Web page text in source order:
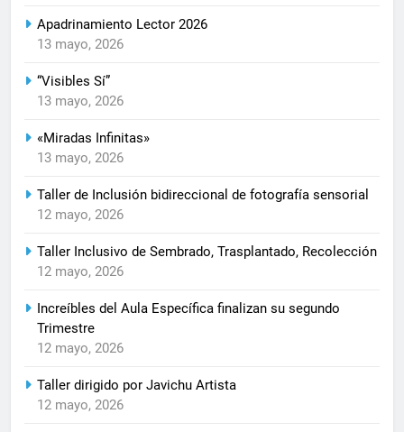
Apadrinamiento Lector 2026
13 mayo, 2026
“Visibles Sí”
13 mayo, 2026
«Miradas Infinitas»
13 mayo, 2026
Taller de Inclusión bidireccional de fotografía sensorial
12 mayo, 2026
Taller Inclusivo de Sembrado, Trasplantado, Recolección
12 mayo, 2026
Increíbles del Aula Específica finalizan su segundo
Trimestre
12 mayo, 2026
Taller dirigido por Javichu Artista
12 mayo, 2026